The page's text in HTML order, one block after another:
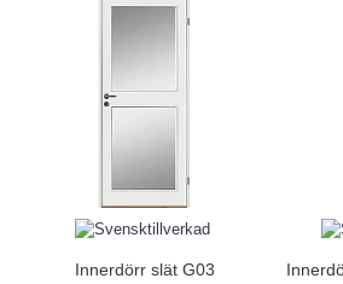
Innerdörr slät G03